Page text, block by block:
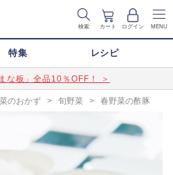
検索 カート ログイン MENU
特集 レシピ
な板」全品10％OFF！ ＞
のおかず > 旬野菜 > 春野菜の酢豚